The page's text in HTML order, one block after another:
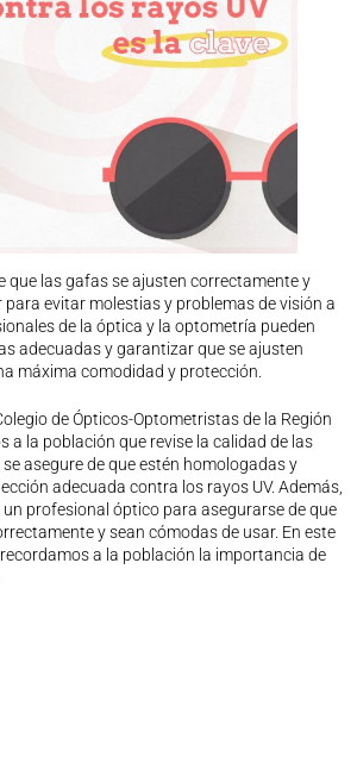
que las gafas se ajusten correctamente y
evitar molestias y problemas de visión a
de la óptica y la optometría pueden
adecuadas y garantizar que se ajusten
máxima comodidad y protección.
de Ópticos-Optometristas de la Región
a la población que revise la calidad de las
asegure de que estén homologadas y
adecuada contra los rayos UV. Además,
profesional óptico para asegurarse de que
y sean cómodas de usar. En este
a la población la importancia de